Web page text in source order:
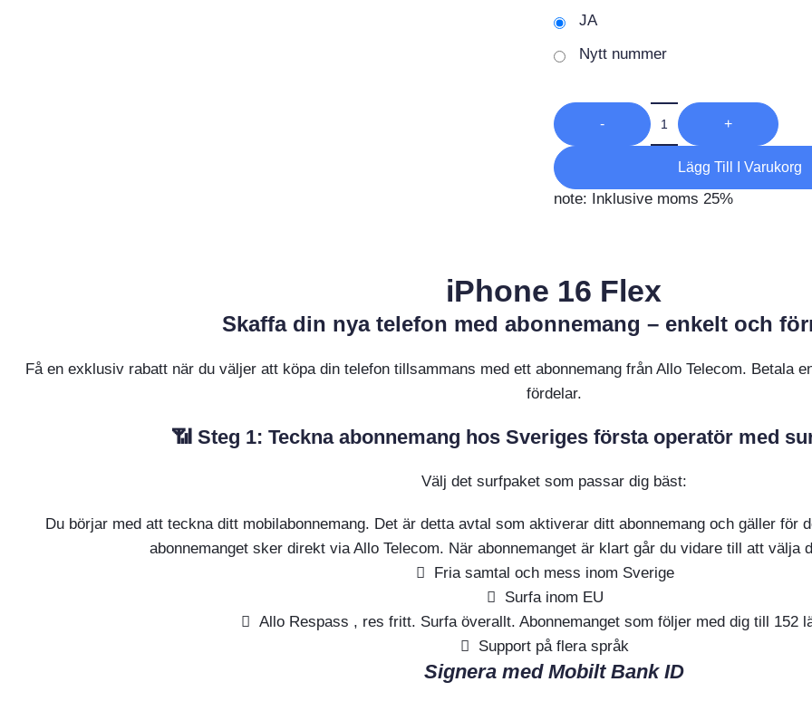
JA
Nytt nummer
- +
Lägg Till I Varukorg
note: Inklusive moms 25%
iPhone 16 Flex
Skaffa din nya telefon med abonnemang – enkelt och
Få en exklusiv rabatt när du väljer att köpa din telefon tillsammans med ett abonnemang från Allo Telecom. Betala
fördelar.
📶 Steg 1: Teckna abonnemang hos Sveriges första operatör med
Välj det surfpaket som passar dig bäst:
Du börjar med att teckna ditt mobilabonnemang. Det är detta avtal som aktiverar ditt abonnemang och gäller för
abonnemanget sker direkt via Allo Telecom. När abonnemanget är klart går du vidare till att välja
Fria samtal och mess inom Sverige
Surfa inom EU
Allo Respass , res fritt. Surfa överallt. Abonnemanget som följer med dig till 152
Support på flera språk
Signera med Mobilt Bank ID